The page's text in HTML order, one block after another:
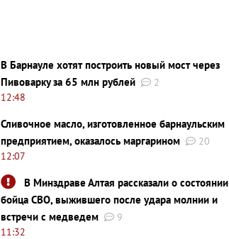
В Барнауле хотят построить новый мост через
Пивоварку за 65 млн рублей
2
12:48
Сливочное масло, изготовленное барнаульским
предприятием, оказалось маргарином
20
12:07
В Минздраве Алтая рассказали о состоянии
бойца СВО, выжившего после удара молнии и
встречи с медведем
9
11:32